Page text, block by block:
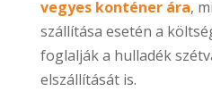
vegyes konténer ára,
szállítása esetén a
foglalják a hulladék
elszállítását is.